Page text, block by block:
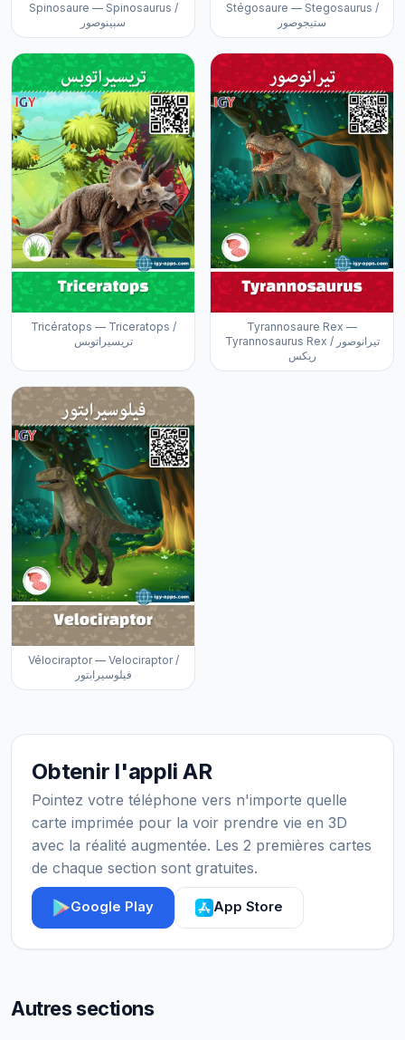
Spinosaure — Spinosaurus /
سبينوصور
Stégosaure — Stegosaurus /
ستيجوصور
Tricératops — Triceratops /
تريسيراتوبس
Tyrannosaure Rex —
Tyrannosaurus Rex / تيرانوصور
ريكس
Vélociraptor — Velociraptor /
فيلوسيرابتور
Obtenir l'appli AR
Pointez votre téléphone vers n'importe quelle
carte imprimée pour la voir prendre vie en 3D
avec la réalité augmentée. Les 2 premières cartes
de chaque section sont gratuites.
Google Play App Store
Autres sections